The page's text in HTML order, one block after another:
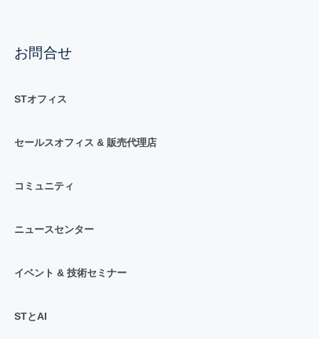
お問合せ
STオフィス
セールスオフィス & 販売代理店
コミュニティ
ニュースセンター
イベント & 技術セミナー
STとAI